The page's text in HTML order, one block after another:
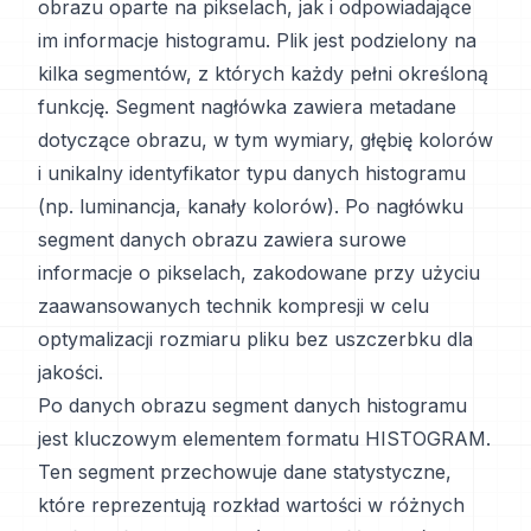
obrazu oparte na pikselach, jak i odpowiadające
im informacje histogramu. Plik jest podzielony na
kilka segmentów, z których każdy pełni określoną
funkcję. Segment nagłówka zawiera metadane
dotyczące obrazu, w tym wymiary, głębię kolorów
i unikalny identyfikator typu danych histogramu
(np. luminancja, kanały kolorów). Po nagłówku
segment danych obrazu zawiera surowe
informacje o pikselach, zakodowane przy użyciu
zaawansowanych technik kompresji w celu
optymalizacji rozmiaru pliku bez uszczerbku dla
jakości.
Po danych obrazu segment danych histogramu
jest kluczowym elementem formatu HISTOGRAM.
Ten segment przechowuje dane statystyczne,
które reprezentują rozkład wartości w różnych